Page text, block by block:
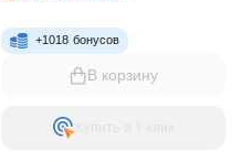
+1018 бонусов
В корзину